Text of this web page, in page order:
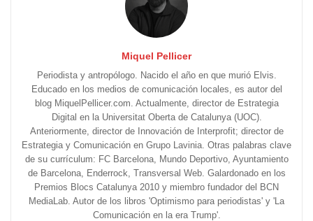
Miquel Pellicer
Periodista y antropólogo. Nacido el año en que murió Elvis.
Educado en los medios de comunicación locales, es autor del
blog MiquelPellicer.com. Actualmente, director de Estrategia
Digital en la Universitat Oberta de Catalunya (UOC).
Anteriormente, director de Innovación de Interprofit; director de
Estrategia y Comunicación en Grupo Lavinia. Otras palabras clave
de su currículum: FC Barcelona, Mundo Deportivo, Ayuntamiento
de Barcelona, Enderrock, Transversal Web. Galardonado en los
Premios Blocs Catalunya 2010 y miembro fundador del BCN
MediaLab. Autor de los libros 'Optimismo para periodistas' y 'La
Comunicación en la era Trump'.